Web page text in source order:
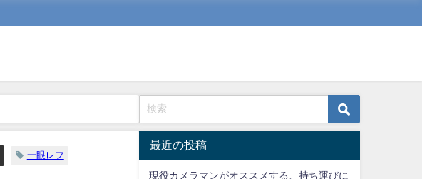
一眼レフ
最近の投稿
現役カメラマンがオススメする、持ち運びに